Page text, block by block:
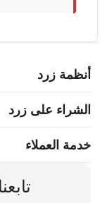
أنظمة زرد
الشراء على زرد
خدمة العملاء